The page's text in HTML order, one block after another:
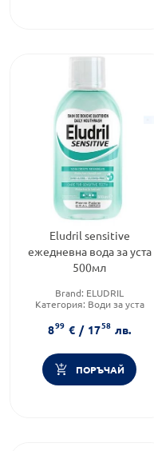
Eludril sensitive
ежедневна вода за уста
500мл
Brand: ELUDRIL
Категория: Води за уста
уста
899 € / 1758 лв.
ПОРЪЧАЙ